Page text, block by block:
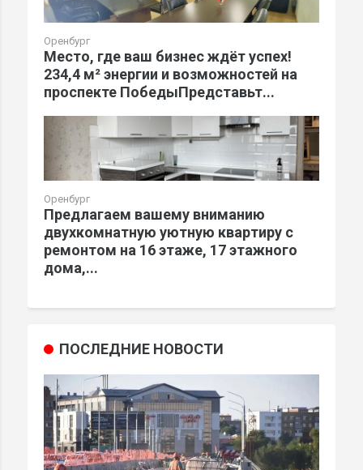
Оренбург
Место, где ваш бизнес ждёт успех!
234,4 м² энергии и возможностей на
проспекте ПобедыПредставьт...
Оренбург
Предлагаем вашему вниманию
двухкомнатную уютную квартиру с
ремонтом на 16 этаже, 17 этажного
дома,...
ПОСЛЕДНИЕ НОВОСТИ